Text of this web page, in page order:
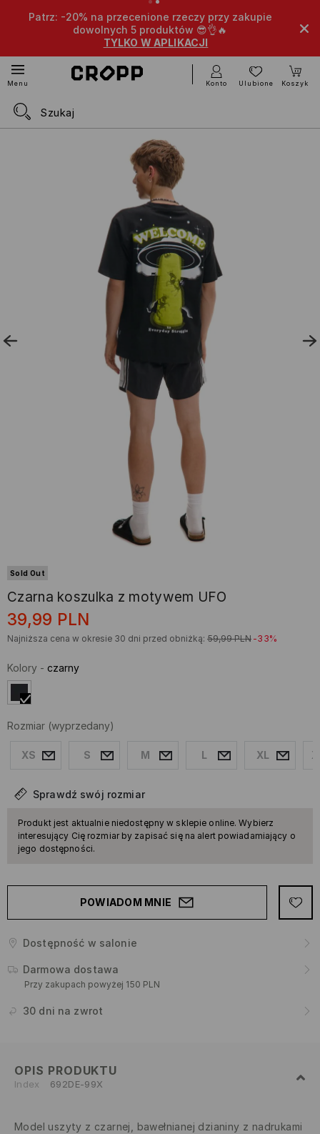
Patrz: -20% na przecenione rzeczy przy zakupie
dowolnych 5 produktów 😎👌🔥
TYLKO W APLIKACJI
Menu Konto Ulubione Koszyk
Sold Out
Czarna koszulka z motywem UFO
39,99 PLN
Najniższa cena w okresie 30 dni przed obniżką: 59,99 PLN -33%
Kolory - czarny
Rozmiar (wyprzedany)
XS S M L XL
Sprawdź swój rozmiar
Produkt jest aktualnie niedostępny w sklepie online. Wybierz
interesujący Cię rozmiar by zapisać się na alert powiadamiający o
jego dostępności.
POWIADOM MNIE
Dostępność w salonie
Darmowa dostawa
Przy zakupach powyżej 150 PLN
30 dni na zwrot
OPIS PRODUKTU
Index 692DE-99X
Model uszyty z czarnej, bawełnianej dzianiny z nadrukami